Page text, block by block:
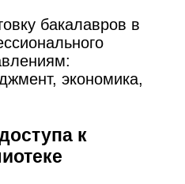
бакалавров в
экономика,
к